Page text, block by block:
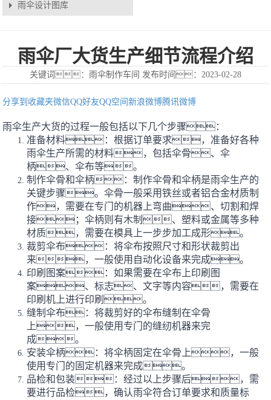
雨伞设计图库
雨伞厂大货生产细节流程介绍
关键词：雨伞制作车间 发布时间：2023-02-28
分享到 收藏夹微信QQ好友QQ空间新浪微博腾讯微博
雨伞生产大货的过程一般包括以下几个步骤：
准备材料：根据订单要求，准备好各种
雨伞生产所需的材料，包括伞骨、伞
柄、伞布等。
制作伞骨和伞柄：制作伞骨和伞柄是雨伞生产的
关键步骤。伞骨一般采用铁丝或者铝合金材质制
作，需要在专门的机器上弯曲、切割和焊
接；伞柄则有木制、塑料或金属等多种
材质，需要在模具上一步步加工成形。
裁剪伞布：将伞布按照尺寸和形状裁剪出
来，一般使用自动化设备来完成。
印刷图案：如果需要在伞布上印刷图
案、标志、文字等内容，需要在
印刷机上进行印刷。
缝制伞布：将裁剪好的伞布缝制在伞骨
上，一般使用专门的缝纫机器来完
成。
安装伞柄：将伞柄固定在伞骨上，一般
使用专门的固定机器来完成。
品检和包装：经过以上步骤后，需
要进行品检，确认雨伞符合订单要求和质量标